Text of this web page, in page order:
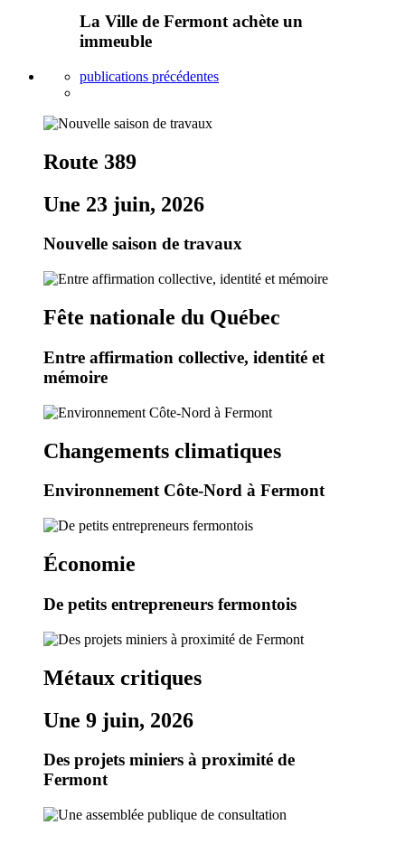
La Ville de Fermont achète un
immeuble
publications précédentes
Route 389
Une 23 juin, 2026
Nouvelle saison de travaux
Fête nationale du Québec
Entre affirmation collective, identité et
mémoire
Changements climatiques
Environnement Côte-Nord à Fermont
Économie
De petits entrepreneurs fermontois
Métaux critiques
Une 9 juin, 2026
Des projets miniers à proximité de
Fermont